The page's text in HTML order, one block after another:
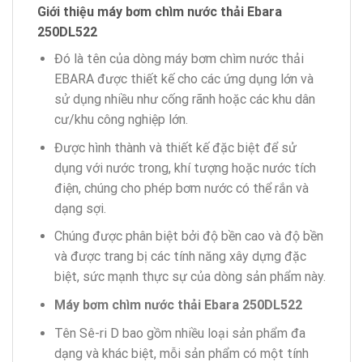
Giới thiệu máy bơm chìm nước thải Ebara
250DL522
Đó là tên của dòng máy bơm chìm nước thải
EBARA được thiết kế cho các ứng dụng lớn và
sử dụng nhiều như cống rãnh hoặc các khu dân
cư/khu công nghiệp lớn.
Được hình thành và thiết kế đặc biệt để sử
dụng với nước trong, khí tượng hoặc nước tích
điện, chúng cho phép bơm nước có thể rắn và
dạng sợi.
Chúng được phân biệt bởi độ bền cao và độ bền
và được trang bị các tính năng xây dựng đặc
biệt, sức mạnh thực sự của dòng sản phẩm này.
Máy bơm chìm nước thải Ebara 250DL522
Tên Sê-ri D bao gồm nhiều loại sản phẩm đa
dạng và khác biệt, mỗi sản phẩm có một tính